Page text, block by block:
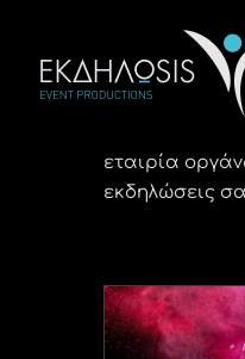
περιεχόμενο
εταιρία
εκδηλώσεις